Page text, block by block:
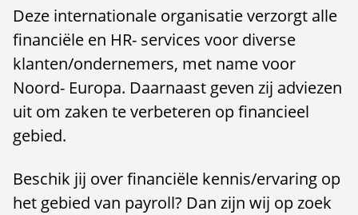
Deze internationale organisatie verzorgt alle
financiële en HR- services voor diverse
klanten/ondernemers, met name voor
Noord- Europa. Daarnaast geven zij adviezen
uit om zaken te verbeteren op financieel
gebied.
Beschik jij over financiële kennis/ervaring op
het gebied van payroll? Dan zijn wij op zoek